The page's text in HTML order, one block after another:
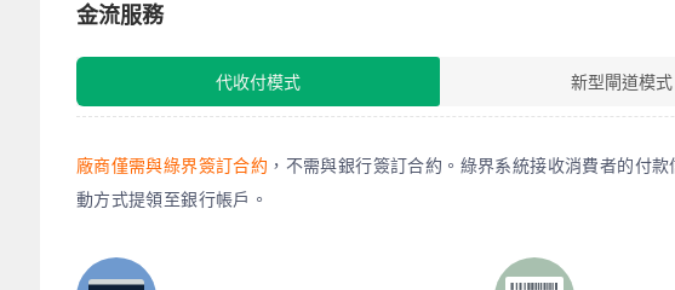
金流服務
代收付模式 新型閘道模式
廠商僅需與綠界簽訂合約 ，不需與銀行簽訂合約。綠界系統接收消費者的付
動方式提領至銀行帳戶。